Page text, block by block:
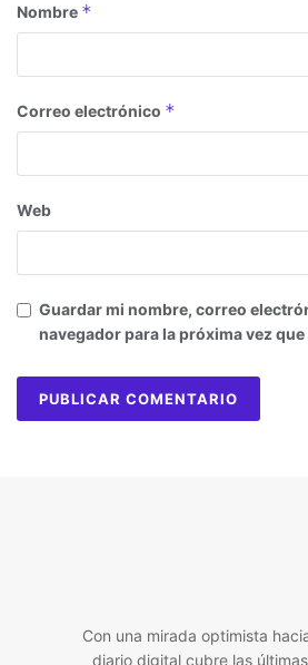
Nombre *
Correo electrónico *
Web
Guardar mi nombre, correo
navegador para la próxima vez
Con una mirada optimista
diario digital cubre las